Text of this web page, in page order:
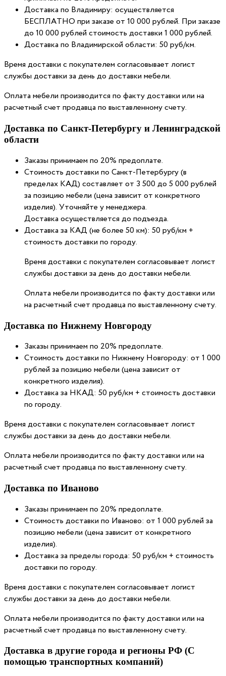
Доставка по Владимиру: осуществляется
БЕСПЛАТНО при заказе от 10 000 рублей. При заказе
до 10 000 рублей стоимость доставки 1 000 рублей.
Доставка по Владимирской области: 50 руб/км.
Время доставки с покупателем согласовывает логист
службы доставки за день до доставки мебели.
Оплата мебели производится по факту доставки или на
расчетный счет продавца по выставленному счету.
Доставка по Санкт-Петербургу и Ленинградской
области
Заказы принимаем по 20% предоплате.
Стоимость доставки по Санкт-Петербургу (в
пределах КАД) составляет от 3 500 до 5 000 рублей
за позицию мебели (цена зависит от конкретного
изделия). Уточняйте у менеджера.
Доставка осуществляется до подъезда.
Доставка за КАД (не более 50 км): 50 руб/км +
стоимость доставки по городу.
Время доставки с покупателем согласовывает логист
службы доставки за день до доставки мебели.
Оплата мебели производится по факту доставки или
на расчетный счет продавца по выставленному счету.
Доставка по Нижнему Новгороду
Заказы принимаем по 20% предоплате.
Стоимость доставки по Нижнему Новгороду: от 1 000
рублей за позицию мебели (цена зависит от
конкретного изделия).
Доставка за НКАД: 50 руб/км + стоимость доставки
по городу.
Время доставки с покупателем согласовывает логист
службы доставки за день до доставки мебели.
Оплата мебели производится по факту доставки или на
расчетный счет продавца по выставленному счету.
Доставка по Иваново
Заказы принимаем по 20% предоплате.
Стоимость доставки по Иваново: от 1 000 рублей за
позицию мебели (цена зависит от конкретного
изделия).
Доставка за пределы города: 50 руб/км + стоимость
доставки по городу.
Время доставки с покупателем согласовывает логист
службы доставки за день до доставки мебели.
Оплата мебели производится по факту доставки или на
расчетный счет продавца по выставленному счету.
Доставка в другие города и регионы РФ (С
помощью транспортных компаний)